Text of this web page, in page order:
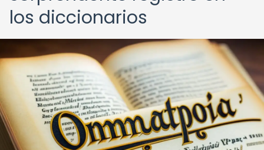
los diccionarios